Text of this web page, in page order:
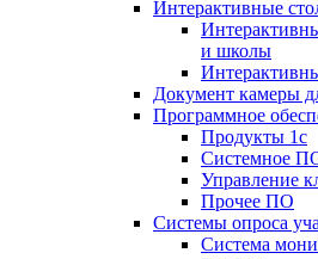
Интерактивные
и школы
Документ камеры
Программное
Продукты 1с
Системное
Управление
Прочее ПО
Системы опроса
Система